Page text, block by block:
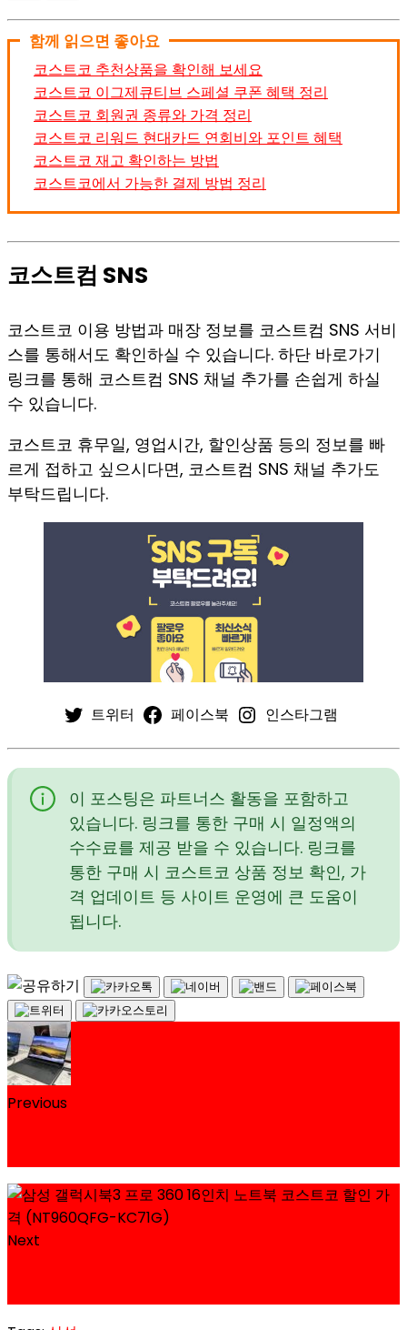
함께 읽으면 좋아요
코스트코 추천상품을 확인해 보세요
코스트코 이그제큐티브 스페셜 쿠폰 혜택 정리
코스트코 회원권 종류와 가격 정리
코스트코 리워드 현대카드 연회비와 포인트 혜택
코스트코 재고 확인하는 방법
코스트코에서 가능한 결제 방법 정리
코스트컴 SNS
코스트코 이용 방법과 매장 정보를 코스트컴 SNS 서비
스를 통해서도 확인하실 수 있습니다. 하단 바로가기
링크를 통해 코스트컴 SNS 채널 추가를 손쉽게 하실
수 있습니다.
코스트코 휴무일, 영업시간, 할인상품 등의 정보를 빠
르게 접하고 싶으시다면, 코스트컴 SNS 채널 추가도
부탁드립니다.
트위터 페이스북 인스타그램
이 포스팅은 파트너스 활동을 포함하고
있습니다. 링크를 통한 구매 시 일정액의
수수료를 제공 받을 수 있습니다. 링크를
통한 구매 시 코스트코 상품 정보 확인, 가
격 업데이트 등 사이트 운영에 큰 도움이
됩니다.
Previous
Next